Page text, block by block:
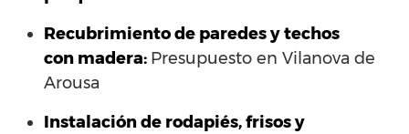
Recubrimiento de paredes y techos
con madera: Presupuesto en Vilanova de
Arousa
Instalación de rodapiés, frisos y